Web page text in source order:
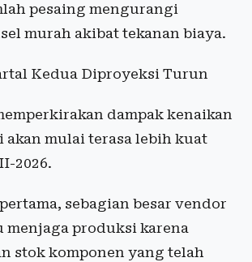
pesaing mengurangi
murah akibat tekanan biaya.
Kedua Diproyeksi Turun
dampak kenaikan
akan mulai terasa lebih kuat
2026.
sebagian besar vendor
menjaga produksi karena
stok komponen yang telah